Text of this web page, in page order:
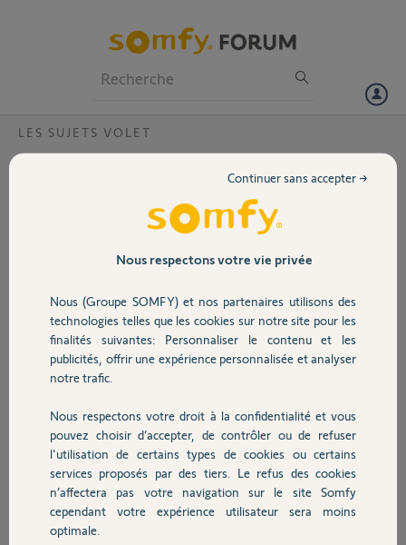
Volet
Sécurité
Domotique
Chauffage
Autres produits
LES SUJETS VOLET
est il possible de mettre en parralelle 2
c'est pour 1 moteur filaire lt50 ceres merci par avance?
frederic G.
Participer au fil de discussion
Réponses
Il faudrait que le deuxième interrupteur soit repris impérativement sur le
même circuit (même phase, même neutre).
A mon sens, il serait plus judicieux de transformer la motorisation en
radio par l'adjonction d'un micromodule pour volet derrière le bouton
existant.
Nous respectons votre vie privée
Nous (Groupe SOMFY) et nos partenaires utilisons des
technologies telles que les cookies sur notre site pour les
finalités suivantes: Personnaliser le contenu et les
publicités, offrir une expérience personnalisée et analyser
notre trafic.
Nous respectons votre droit à la confidentialité et vous
pouvez choisir d’accepter, de contrôler ou de refuser
l'utilisation de certains types de cookies ou certains
services proposés par des tiers. Le refus des cookies
n’affectera pas votre navigation sur le site Somfy
cependant votre expérience utilisateur sera moins
optimale.
Continuer sans accepter →